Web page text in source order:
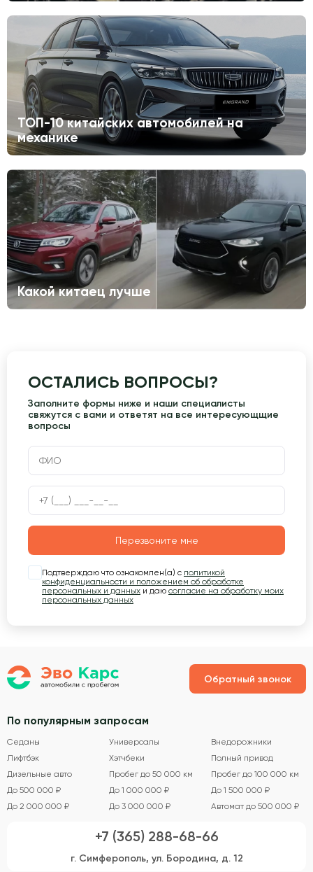
ТОП-10 китайских автомобилей на
механике
Какой китаец лучше
ОСТАЛИСЬ ВОПРОСЫ?
Заполните формы ниже и наши специалисты
свяжутся с вами и ответят на все интересующщие
вопросы
Перезвоните мне
Подтверждаю что ознакомлен(а) с политикой
конфиденциальности и положением об обработке
персональных и данных и даю согласие на обработку моих
персональных данных
Обратный звонок
По популярным запросам
Седаны Универсалы
Внедорожники
Лифтбэк
Хэтчбеки
Полный привод
Дизельные авто
Пробег до 50 000 км
Пробег до 100 000 км
До 500 000 ₽
До 1 000 000 ₽
До 1 500 000 ₽
До 2 000 000 ₽
До 3 000 000 ₽ Автомат до 500 000 ₽
+7 (365) 288-68-66
г. Симферополь, ул. Бородина, д. 12